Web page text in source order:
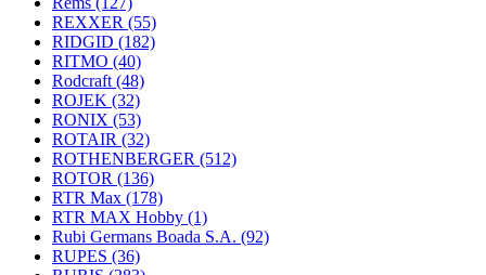
REXXER (55)
RIDGID (182)
RITMO (40)
Rodcraft (48)
ROJEK (32)
RONIX (53)
ROTAIR (32)
ROTHENBERGER (512)
ROTOR (136)
RTR Max (178)
RTR MAX Hobby (1)
Rubi Germans Boada S.A. (92)
RUPES (36)